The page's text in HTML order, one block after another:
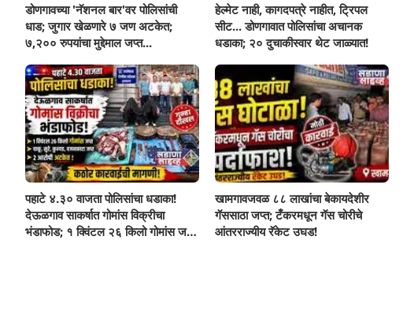
डोणगावच्या 'नॅशनल बार'वर पोलिसांची
धाड; जुगार खेळणारे ७ जण अटकेत;
७,२०० रुपयांचा मुद्देमाल जप्त...
हेल्मेट नाही, कागदपत्रे नाहीत, ट्रिपल
सीट... डोणगावात पोलिसांचा अचानक
धडाका; २० दुचाकीस्वार थेट जाळ्यात!
पहाटे ४.३० वाजता पोलिसांचा धडाका!
देऊळगाव साकर्षात गोमांस विक्रीचा
भंडाफोड; १ क्विंटल २६ किलो गोमांस जप्त,
खामगावजवळ ८८ लाखांचा बेकायदेशीर
गॅससाठा जप्त; टँकरमधून गॅस चोरीचे
आंतरराज्यीय रॅकेट उघड!